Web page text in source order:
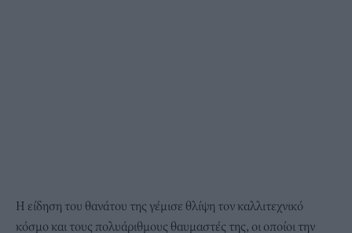
Η είδηση του θανάτου της γέμισε θλίψη τον καλλιτεχνικό
κόσμο και τους πολυάριθμους θαυμαστές της, οι οποίοι την